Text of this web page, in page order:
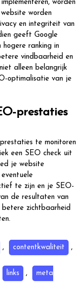
worden
worden
en integriteit van
geeft Google
hogere ranking in
vindbaarheid en
alleen belangrijk
optimalisatie van je
prestaties
te monitoren
een SEO check uit
je website
te zijn en je SEO-
de resultaten van
betere zichtbaarheid
, contentkwaliteit ,
links , meta